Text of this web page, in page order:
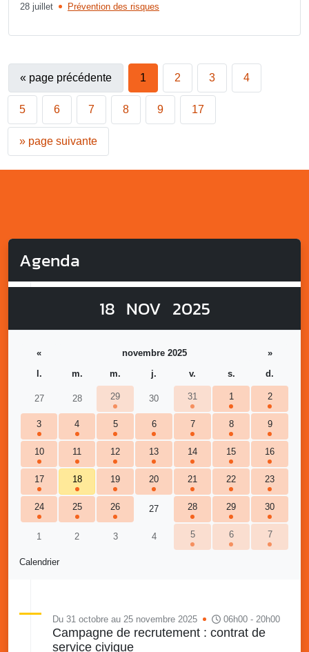
28 juillet Prévention des risques
« page précédente 1 2 3 4
5 6 7 8 9 17
» page suivante
Agenda
18 NOV 2025
Calendrier
« novembre 2025
»
l.
m. m. j. v. s. d.
27 28 29 30 31 1 2
3 4 5 6 7 8 9
10 11 12 13 14 15 16
17 18 19 20 21 22 23
24 25 26 27 28 29 30
1 2 3 4 5 6 7
Du 31 octobre au 25 novembre 2025 06h00 - 20h00
Campagne de recrutement : contrat de
service civique